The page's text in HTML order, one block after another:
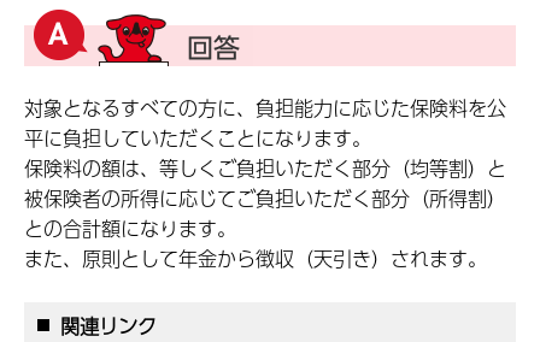
対象となるすべての方に、負担能力に応じた保険料を公
平に負担していただくことになります。
保険料の額は、等しくご負担いただく部分（均等割）と
被保険者の所得に応じてご負担いただく部分（所得割）
との合計額になります。
また、原則として年金から徴収（天引き）されます。
関連リンク